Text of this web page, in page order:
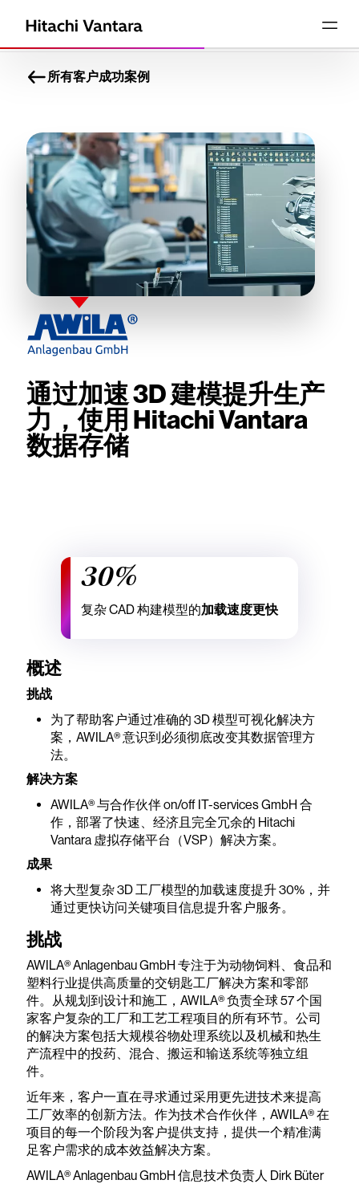
所有客户成功案例
通过加速 3D 建模提升生产
力，使用 Hitachi Vantara
数据存储
30%
复杂 CAD 构建模型的加载速度更快
概述
挑战
为了帮助客户通过准确的 3D 模型可视化解决方
案，AWILA® 意识到必须彻底改变其数据管理方
法。
解决方案
AWILA® 与合作伙伴 on/off IT-services GmbH 合
作，部署了快速、经济且完全冗余的 Hitachi
Vantara 虚拟存储平台（VSP）解决方案。
成果
将大型复杂 3D 工厂模型的加载速度提升 30%，并
通过更快访问关键项目信息提升客户服务。
挑战
AWILA® Anlagenbau GmbH 专注于为动物饲料、食品和
塑料行业提供高质量的交钥匙工厂解决方案和零部
件。从规划到设计和施工，AWILA® 负责全球 57 个国
家客户复杂的工厂和工艺工程项目的所有环节。公司
的解决方案包括大规模谷物处理系统以及机械和热生
产流程中的投药、混合、搬运和输送系统等独立组
件。
近年来，客户一直在寻求通过采用更先进技术来提高
工厂效率的创新方法。作为技术合作伙伴，AWILA® 在
项目的每一个阶段为客户提供支持，提供一个精准满
足客户需求的成本效益解决方案。
AWILA® Anlagenbau GmbH 信息技术负责人 Dirk Büter